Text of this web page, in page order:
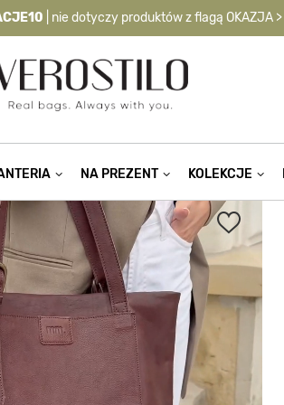
| nie dotyczy produktów z flagą OKAZJA >
NA PREZENT KOLEKCJE